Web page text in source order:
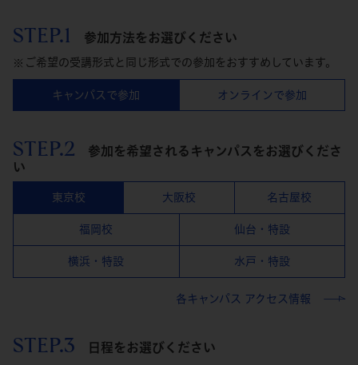
STEP.1 参加方法をお選びください
ご希望の受講形式と同じ形式での参加をおすすめしています。
キャンパスで参加 オンラインで参加
STEP.2
参加を希望されるキャンパスをお選びくださ
い
各キャンパス アクセス情報
東京校 大阪校 名古屋校
福岡校 仙台・特設
横浜・特設 水戸・特設
STEP.3 日程をお選びください